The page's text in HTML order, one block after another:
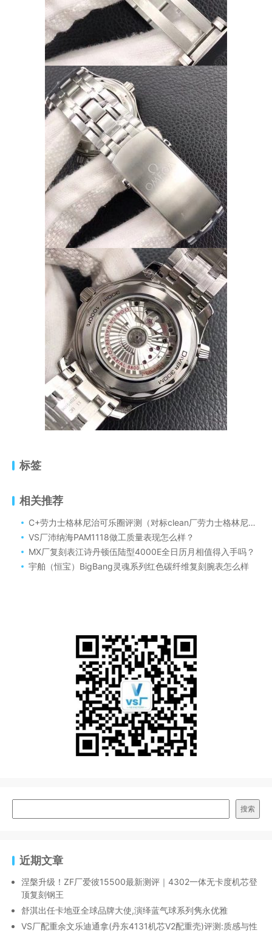
标签
相关推荐
C+劳力士格林尼治可乐圈评测（对标clean厂劳力士格林尼治的C+做工细节怎么样）
VS厂沛纳海PAM1118做工质量表现怎么样？
MX厂复刻表江诗丹顿伍陆型4000E全日历月相值得入手吗？
宇舶（恒宝）BigBang灵魂系列红色碳纤维复刻腕表怎么样
搜索
近期文章
涅槃升级！ZF厂爱彼15500最新测评｜4302一体无卡度机芯登
顶复刻钢王
舒淇出任卡地亚全球品牌大使,演绎蓝气球系列隽永优雅
VS厂配重余文乐迪通拿(丹东4131机芯V2配重壳)评测:质感与性